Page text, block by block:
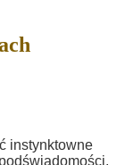
instynktowne